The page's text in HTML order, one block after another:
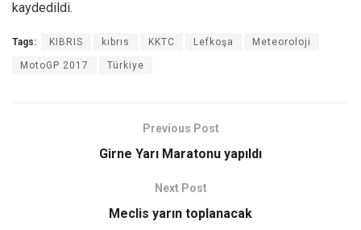
kaydedildi.
Tags: KIBRIS kıbrıs KKTC Lefkoşa Meteoroloji
MotoGP 2017 Türkiye
Previous Post
Girne Yarı Maratonu yapıldı
Next Post
Meclis yarın toplanacak